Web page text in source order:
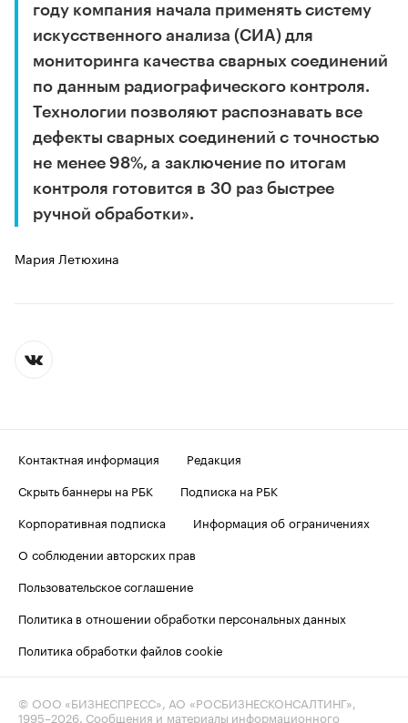
году компания начала применять систему
искусственного анализа (СИА) для
мониторинга качества сварных соединений
по данным радиографического контроля.
Технологии позволяют распознавать все
дефекты сварных соединений с точностью
не менее 98%, а заключение по итогам
контроля готовится в 30 раз быстрее
ручной обработки».
Мария Летюхина
Контактная информация
Редакция
Скрыть баннеры на РБК
Подписка на РБК
Корпоративная подписка
Информация об ограничениях
О соблюдении авторских прав
Пользовательское соглашение
Политика в отношении обработки персональных данных
Политика обработки файлов cookie
© ООО «БИЗНЕСПРЕСС», АО «РОСБИЗНЕСКОНСАЛТИНГ»,
1995–2026 . Сообщения и материалы информационного